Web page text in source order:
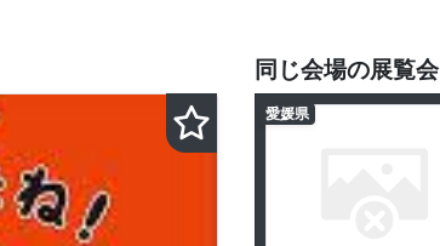
同じ会場の展覧会
愛媛県